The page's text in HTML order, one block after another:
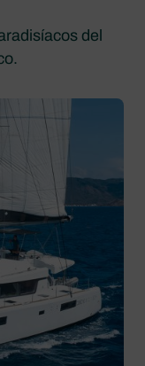
del